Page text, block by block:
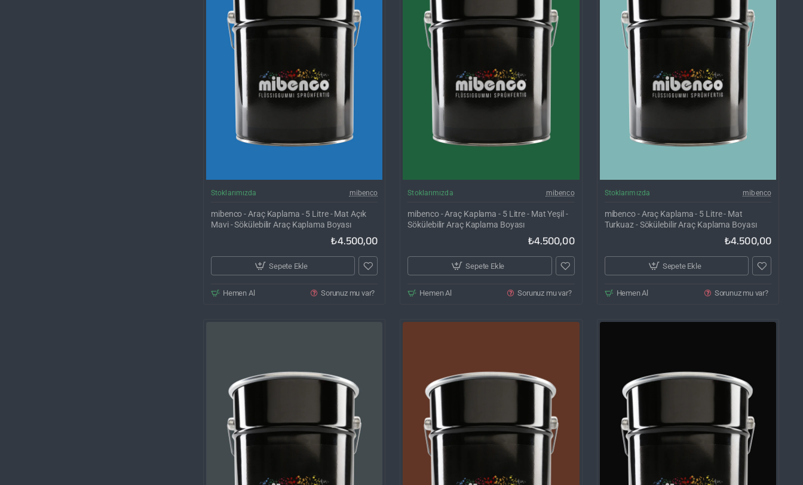
Kargo Bedava
Stoklarımızda mibenco
mibenco - Araç Kaplama - 5 Litre - Mat Açık
Mavi - Sökülebilir Araç Kaplama Boyası
₺4.500,00
Sepete Ekle
Hemen Al Sorunuz mu var?
Kargo Bedava
Stoklarımızda mibenco
mibenco - Araç Kaplama - 5 Litre - Mat Yeşil -
Sökülebilir Araç Kaplama Boyası
₺4.500,00
Sepete Ekle
Hemen Al Sorunuz mu var?
Kargo Bedava
Stoklarımızda mibenco
mibenco - Araç Kaplama - 5 Litre - Mat
Turkuaz - Sökülebilir Araç Kaplama Boyası
₺4.500,00
Sepete Ekle
Hemen Al Sorunuz mu var?